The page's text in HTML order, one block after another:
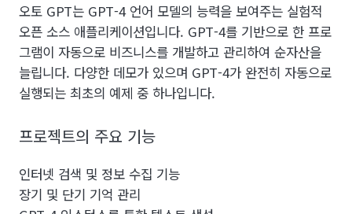
오토 GPT는 GPT-4 언어 모델의 능력을 보여주는 실험적
오픈 소스 애플리케이션입니다. GPT-4를 기반으로 한 프로
그램이 자동으로 비즈니스를 개발하고 관리하여 순자산을
늘립니다. 다양한 데모가 있으며 GPT-4가 완전히 자동으로
실행되는 최초의 예제 중 하나입니다.
프로젝트의 주요 기능
인터넷 검색 및 정보 수집 기능
장기 및 단기 기억 관리